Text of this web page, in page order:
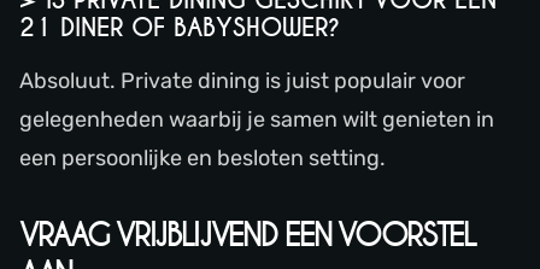
21 DINER OF BABYSHOWER?
Absoluut. Private dining is juist populair voor
gelegenheden waarbij je samen wilt genieten in
een persoonlijke en besloten setting.
VRAAG VRIJBLIJVEND EEN VOORSTEL